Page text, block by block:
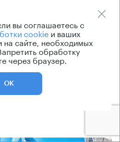
приточно-вытяжная
презентацию
вы соглашаетесь с
cookieи ваших
на сайте, необходимых
обработку
через браузер.
ОК